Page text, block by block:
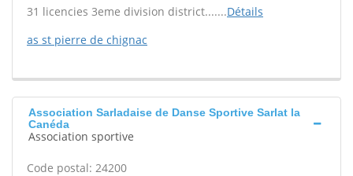
31 licencies 3eme division district.......Détails
as st pierre de chignac
Association Sarladaise de Danse Sportive Sarlat la
Canéda
Association sportive
Code postal: 24200